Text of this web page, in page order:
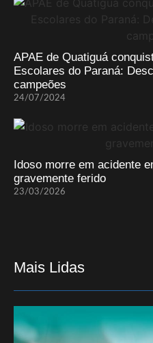
APAE de Quatiguá
Escolares do Paraná:
campeões
24/07/2024
Idoso morre em acidente
gravemente ferido
23/03/2026
Mais Lidas